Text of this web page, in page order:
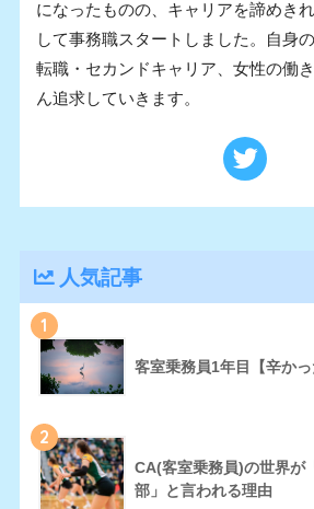
になったものの、キャリアを諦めき
して事務職スタートしました。自身
転職・セカンドキャリア、女性の働
ん追求していきます。
人気記事
1
客室乗務員1年目【辛かっ
2
CA(客室乗務員)の世界が
部」と言われる理由